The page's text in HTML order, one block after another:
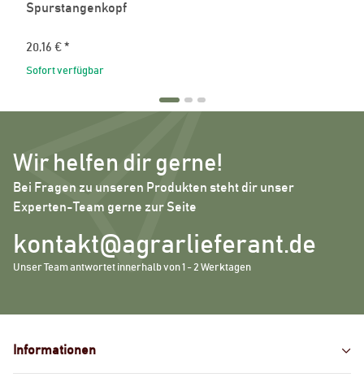
Spurstangenkopf
20,16 € *
Sofort verfügbar
Wir helfen dir gerne!
Bei Fragen zu unseren Produkten steht dir unser
Experten-Team gerne zur Seite
kontakt@agrarlieferant.de
Unser Team antwortet innerhalb von 1 - 2 Werktagen
Informationen